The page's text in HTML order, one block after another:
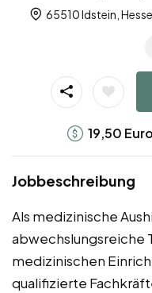
65510 Idstein,
19,50 Euro
Jobbeschreibung
Als medizinische
abwechslungsreiche
medizinischen
qualifizierte